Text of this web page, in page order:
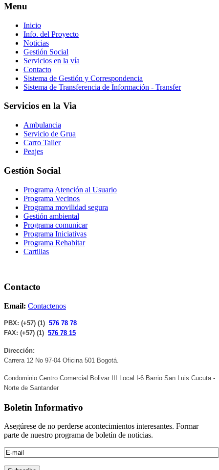
Menu
Inicio
Info. del Proyecto
Noticias
Gestión Social
Servicios en la vía
Contacto
Sistema de Gestión y Correspondencia
Sistema de Transferencia de Información - Transfer
Servicios en la Via
Ambulancia
Servicio de Grua
Carro Taller
Peajes
Gestión Social
Programa Atención al Usuario
Programa Vecinos
Programa movilidad segura
Gestión ambiental
Programa comunicar
Programa Iniciativas
Programa Rehabitar
Cartillas
Contacto
Email: Contactenos
PBX: (+57) (1) 576 78 78
FAX: (+57) (1) 576 78 15
Dirección:
Carrera 12 No 97-04 Oficina 501 Bogotá.
Condominio Centro Comercial Bolivar III Local I-6 Barrio San Luis Cucuta -
Norte de Santander
Boletín Informativo
Asegúrese de no perderse acontecimientos interesantes. Formar
parte de nuestro programa de boletín de noticias.